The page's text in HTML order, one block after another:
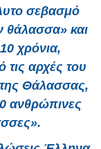
σεβασμό
θάλασσα» και
χρόνια,
αρχές του
της Θάλασσας,
ανθρώπινες